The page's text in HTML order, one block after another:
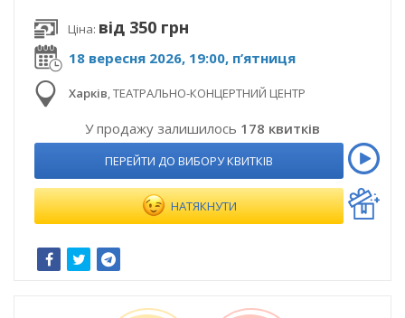
18 вересня 2026, 19:00, п’ятниця
Харків,ТЕАТРАЛЬНО-КОНЦЕРТНИЙ ЦЕНТР
У продажу залишилось 178 квитків
ПЕРЕЙТИ ДО ВИБОРУ КВИТКІВ
НАТЯКНУТИ
Ціна: від 350 грн